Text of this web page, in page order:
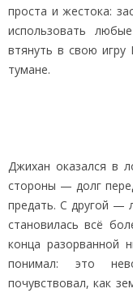
проста и жестока:
использовать
втянуть в свою игру
тумане.
Джихан оказался в
стороны — долг
предать. С другой —
становилась всё
конца
понимал: это
почувствовал, как